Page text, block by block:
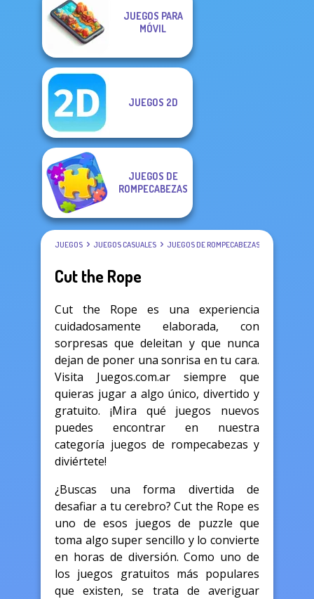
JUEGOS PARA
MÓVIL
JUEGOS 2D
JUEGOS DE
ROMPECABEZAS
JUEGOS JUEGOS CASUALES JUEGOS DE ROMPECABEZAS
Cut the Rope
Cut the Rope es una experiencia
cuidadosamente elaborada, con
sorpresas que deleitan y que nunca
dejan de poner una sonrisa en tu cara.
Visita Juegos.com.ar siempre que
quieras jugar a algo único, divertido y
gratuito. ¡Mira qué juegos nuevos
puedes encontrar en nuestra
categoría juegos de rompecabezas y
diviértete!
¿Buscas una forma divertida de
desafiar a tu cerebro? Cut the Rope es
uno de esos juegos de puzzle que
toma algo super sencillo y lo convierte
en horas de diversión. Como uno de
los juegos gratuitos más populares
que existen, se trata de averiguar